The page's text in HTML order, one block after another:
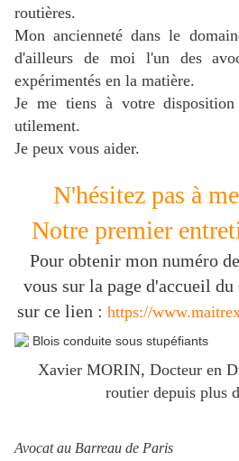
routières.
Mon ancienneté dans le
d'ailleurs de moi l'un des
expérimentés en la matière.
Je me tiens à votre disposition
utilement.
Je peux vous aider.
N'hésitez pas à
Notre premier
Pour obtenir mon numéro
vous sur la page d'accueil
sur ce lien : https://
Xavier MORIN, Docteur en
routier depuis plus
Avocat au Barreau de Paris